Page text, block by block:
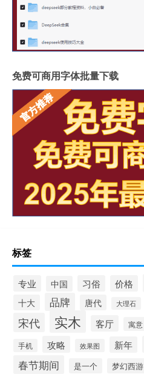
免费可商用字体批量下载
标签
专业 中国 习俗 价格
十大 品牌 唐代 大理石
宋代 实木 客厅 寓意
手机 攻略 效果图 新年
春节期间 是一个 梦幻西游